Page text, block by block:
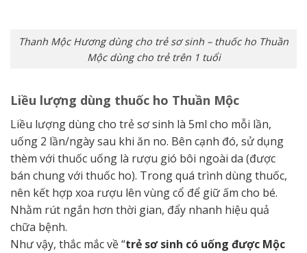
Thanh Mộc Hương dùng cho trẻ sơ sinh – thuốc ho Thuần
Mộc dùng cho trẻ trên 1 tuổi
Liều lượng dùng thuốc ho Thuần Mộc
Liều lượng dùng cho trẻ sơ sinh là 5ml cho mỗi lần,
uống 2 lần/ngày sau khi ăn no. Bên cạnh đó, sử dụng
thèm với thuốc uống là rượu gió bôi ngoài da (được
bán chung với thuốc ho). Trong quá trình dùng thuốc,
nên kết hợp xoa rượu lên vùng cổ để giữ ấm cho bé.
Nhằm rút ngắn hơn thời gian, đẩy nhanh hiệu quả
chữa bệnh.
Như vậy, thắc mắc về “trẻ sơ sinh có uống được Mộc